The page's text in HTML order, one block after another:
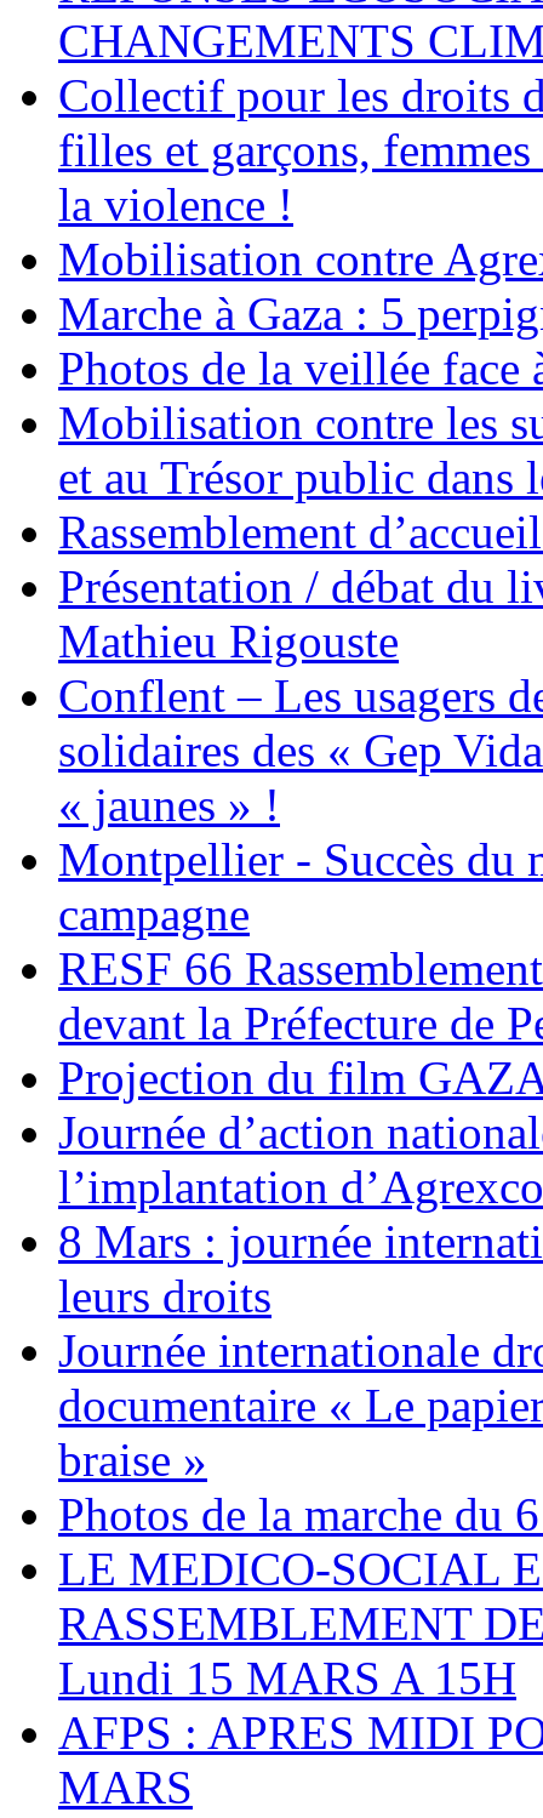
CHANGEMENTS
Collectif pour les droits
filles et garçons,
la violence !
Mobilisation contre
Marche à Gaza : 5
Photos de la veillée face
Mobilisation contre les
et au Trésor public dans
Rassemblement
Présentation / débat du
Mathieu Rigouste
Conflent – Les usagers
solidaires des « Gep
« jaunes » !
Montpellier - Succès du
campagne
RESF 66
devant la Préfecture de
Projection du film
Journée d’action
l’implantation d’Agrexco
8 Mars : journée
leurs droits
Journée internationale
documentaire « Le
braise »
Photos de la marche du
LE MEDICO-SOCIAL
RASSEMBLEMENT
Lundi 15 MARS A 15H
AFPS : APRES MIDI
MARS